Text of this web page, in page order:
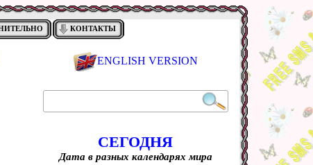
КОНТАКТЫ
ENGLISH VERSION
СЕГОДНЯ
Дата в разных календарях мира